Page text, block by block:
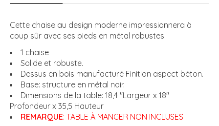
Cette chaise au design moderne impressionnera à
coup sûr avec ses pieds en métal robustes.
1 chaise
Solide et robuste.
Dessus en bois manufacturé Finition aspect béton.
Base: structure en métal noir.
Dimensions de la table: 18,4 "Largeur x 18"
Profondeur x 35,5 Hauteur
REMARQUE: TABLE À MANGER NON INCLUSES